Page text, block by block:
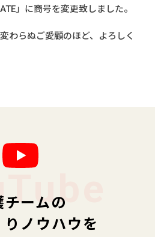
」に商号を変更致しました。
わらぬご愛顧のほど、よろしく
チームの
ノウハウを